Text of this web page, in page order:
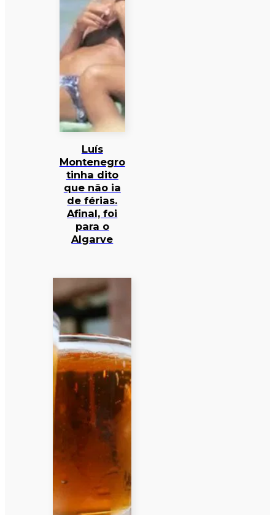
Luís
Montenegro
tinha dito
que não ia
de férias.
Afinal, foi
para o
Algarve